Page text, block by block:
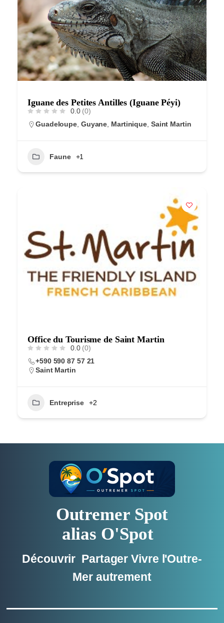
Iguane des Petites Antilles (Iguane Péyi)
0.0 (0)
Guadeloupe Guyane Martinique Saint Martin
Faune +1
Office du Tourisme de Saint Martin
0.0 (0)
+590 590 87 57 21
Saint Martin
Entreprise +2
Outremer Spot
alias O'Spot
Découvrir Partager Vivre l'Outre-
Mer autrement